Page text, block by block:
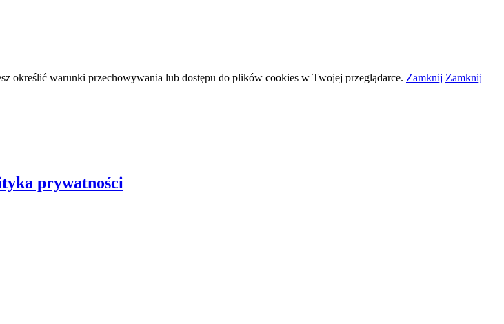
określić warunki przechowywania lub dostępu do plików cookies w Twojej przeglądarce. Zamknij Zamknij
prywatności